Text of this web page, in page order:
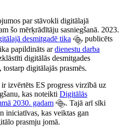
par stāvokli digitālajā
šo mērķrādītāju sasniegšanā. 2023.
desmitgadē tika
publicēts
papildināts ardienestu darba
digitālās desmitgades
digitālajās prasmēs.
izvērtēts ES progress virzībā uz
kas noteikti Digitālās
2030. gadam
. Tajā arī sīki
iniciatīvas, kas veiktas gan
prasmju jomā.